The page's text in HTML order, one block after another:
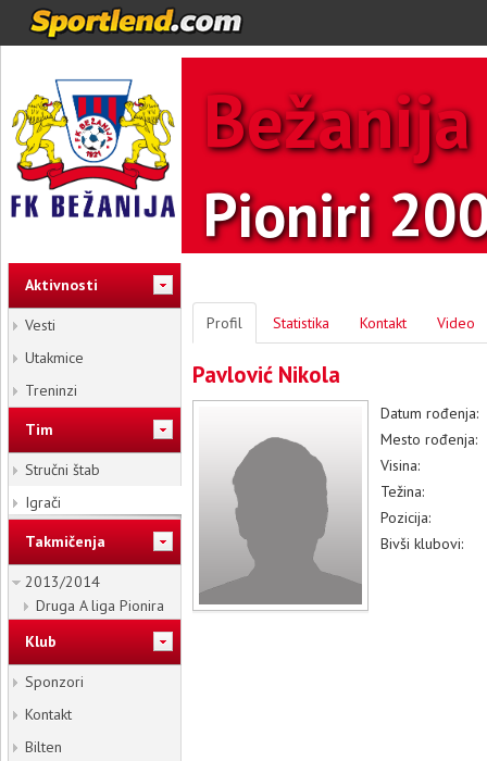
Bežanija
Pioniri
Aktivnosti
Vesti
Utakmice
Treninzi
Tim
Stručni štab
Igrači
Takmičenja
2013/2014
Druga A liga Pionira
Klub
Sponzori
Kontakt
Bilten
Profil Statistika Kontakt Video
Pavlović Nikola
Datum rođenja:
Mesto rođenja:
Visina:
Težina:
Pozicija:
Bivši klubovi: